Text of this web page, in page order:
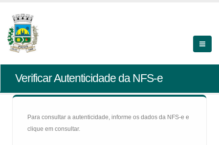
Verificar Autenticidade da NFS-e
Para consultar a autenticidade, informe os dados da NFS-e e
clique em consultar.